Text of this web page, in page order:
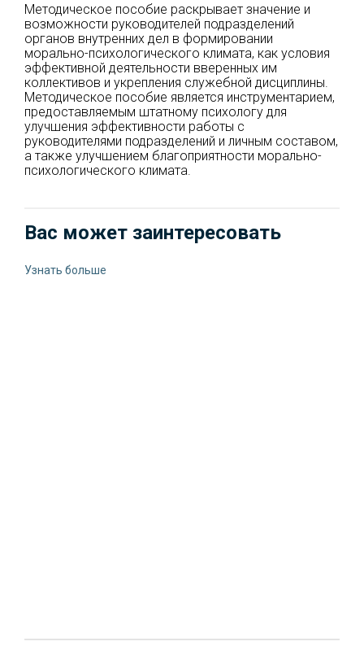
Методическое пособие раскрывает значение и
возможности руководителей подразделений
органов внутренних дел в формировании
морально-психологического климата, как условия
эффективной деятельности вверенных им
коллективов и укрепления служебной дисциплины.
Методическое пособие является инструментарием,
предоставляемым штатному психологу для
улучшения эффективности работы с
руководителями подразделений и личным составом,
а также улучшением благоприятности морально-
психологического климата.
Вас может заинтересовать
Узнать больше